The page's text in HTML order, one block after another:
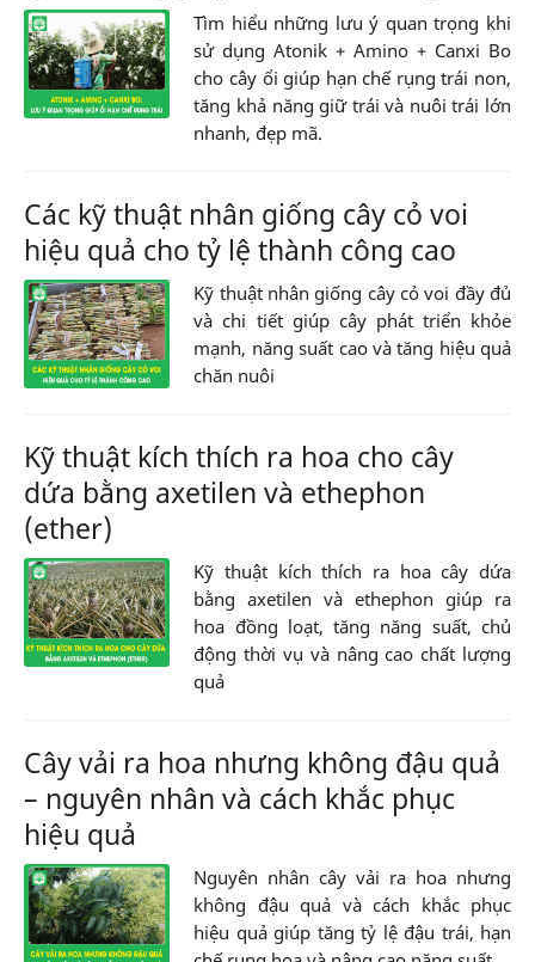
Tìm hiểu những lưu ý quan trọng khi
sử dụng Atonik + Amino + Canxi Bo
cho cây ổi giúp hạn chế rụng trái non,
tăng khả năng giữ trái và nuôi trái lớn
nhanh, đẹp mã.
Các kỹ thuật nhân giống cây cỏ voi
hiệu quả cho tỷ lệ thành công cao
Kỹ thuật nhân giống cây cỏ voi đầy đủ
và chi tiết giúp cây phát triển khỏe
mạnh, năng suất cao và tăng hiệu quả
chăn nuôi
Kỹ thuật kích thích ra hoa cho cây
dứa bằng axetilen và ethephon
(ether)
Kỹ thuật kích thích ra hoa cây dứa
bằng axetilen và ethephon giúp ra
hoa đồng loạt, tăng năng suất, chủ
động thời vụ và nâng cao chất lượng
quả
Cây vải ra hoa nhưng không đậu quả
– nguyên nhân và cách khắc phục
hiệu quả
Nguyên nhân cây vải ra hoa nhưng
không đậu quả và cách khắc phục
hiệu quả giúp tăng tỷ lệ đậu trái, hạn